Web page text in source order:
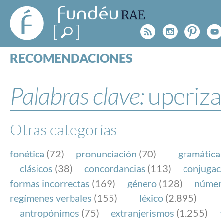
FundéuRAE
- Fundación
del Español
Urgente
Rss
RECOMENDACIONES
ESPECIALES
BLOG
NOTICIAS
SOBRE LA FUNDÉURAE
FundéuRAE es una fundación patrocinada por la
y la Real Academia Española, cuyo objetivo es
el buen uso del español en los medios de
Internet.
Palabras clave:
Otras categorías
fonética (72) pronunciación (70) gramática
clásicos (38) concordancias (113)
formas incorrectas (169) género (128)
regímenes verbales (155) léxico (2.895)
antropónimos (75) extranjerismos (1.255)